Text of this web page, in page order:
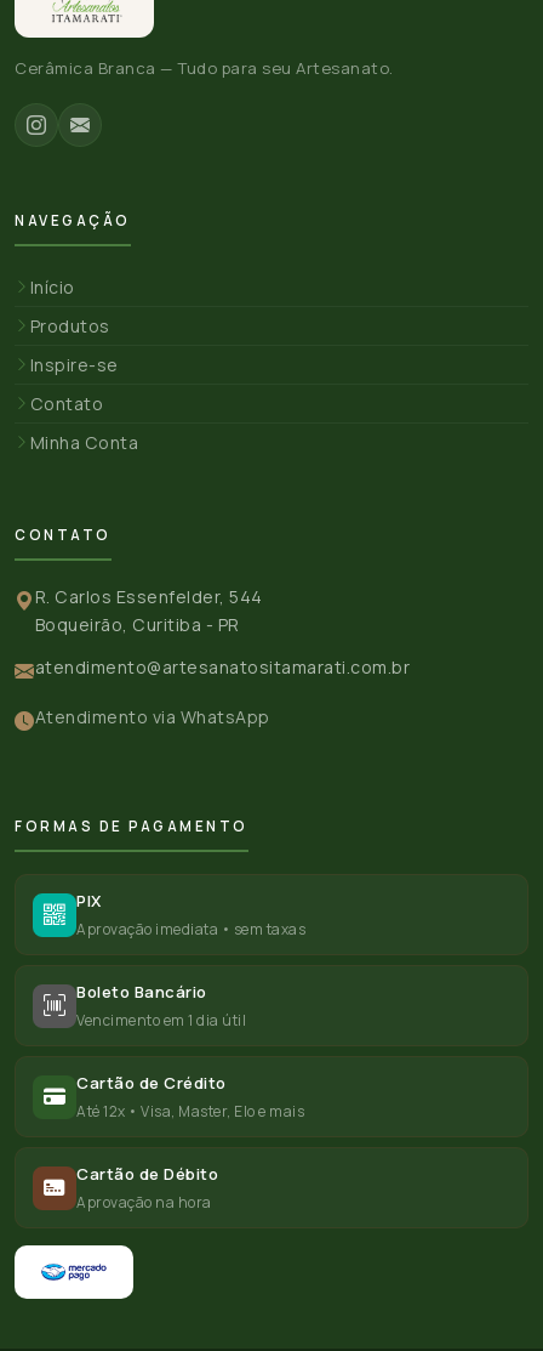
Cerâmica Branca — Tudo para seu Artesanato.
NAVEGAÇÃO
Início
Produtos
Inspire-se
Contato
Minha Conta
CONTATO
R. Carlos Essenfelder, 544
Boqueirão, Curitiba - PR
atendimento@artesanatositamarati.com.br
Atendimento via WhatsApp
FORMAS DE PAGAMENTO
PIX
Aprovação imediata • sem taxas
Boleto Bancário
Vencimento em 1 dia útil
Cartão de Crédito
Até 12x • Visa, Master, Elo e mais
Cartão de Débito
Aprovação na hora